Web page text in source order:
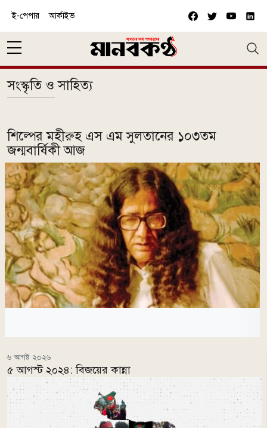
ই-পেপার আর্কাইভ
সংস্কৃতি ও সাহিত্য
শিল্পের মহীরুহ এস এম সুলতানের ১০৩তম
জন্মবার্ষিকী আজ
৬ আগষ্ট ২০২৬
৫ আগস্ট ২০২৪: বিজয়ের কান্না